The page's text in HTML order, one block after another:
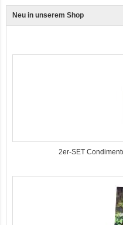
Neu in unserem Shop
2er-SET